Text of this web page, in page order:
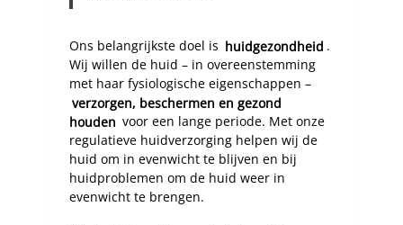
Ons belangrijkste doel is huidgezondheid .
Wij willen de huid – in overeenstemming
met haar fysiologische eigenschappen –
verzorgen, beschermen en gezond
houden voor een lange periode. Met onze
regulatieve huidverzorging helpen wij de
huid om in evenwicht te blijven en bij
huidproblemen om de huid weer in
evenwicht te brengen.